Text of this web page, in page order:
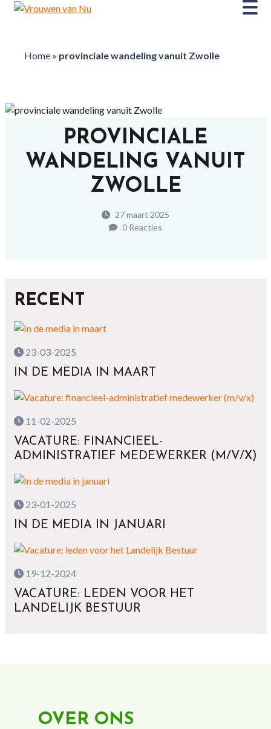
Home» provinciale wandeling vanuit Zwolle
PROVINCIALE
WANDELING VANUIT
ZWOLLE
27 maart 2025
0 Reacties
RECENT
23-03-2025
IN DE MEDIA IN MAART
11-02-2025
VACATURE: FINANCIEEL-
ADMINISTRATIEF MEDEWERKER (M/V/X)
23-01-2025
IN DE MEDIA IN JANUARI
19-12-2024
VACATURE: LEDEN VOOR HET
LANDELIJK BESTUUR
OVER ONS